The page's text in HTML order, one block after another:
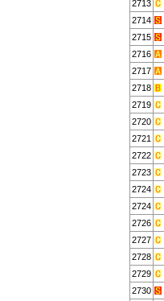
2713
2714
2715
2716
2717
2718
2719
2720
2721
2722
2723
2724
2724
2726
2727
2728
2729
2730